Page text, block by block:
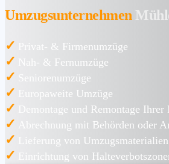
Umzugsunternehmen
✓ Privat- & Firmenumzüge
✓ Nah- & Fernumzüge
✓ Seniorenumzüge
✓ Europaweite Umzüge
✓ Demontage und Remontage Ihrer
✓ Abrechnung mit Behörden oder
✓ Lieferung von Umzugsmaterialien
✓ Einrichtung von